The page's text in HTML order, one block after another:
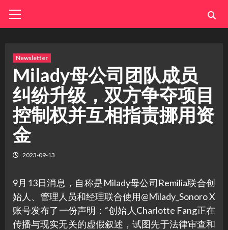
Menu
Newsletter
Milady母公司团队成员
纠纷升级，双方争夺项目
控制权并互相指责挪用资
金
2023-09-13
9月13日消息，自称是Milady母公司Remilia联合创
始人、管理人员和经理联合使用@Milady_Sonoro X
账号发布了一份声明：“创始人Charlotte Fang正在
传播与现实无关的虚假叙述，试图先于法律审查和